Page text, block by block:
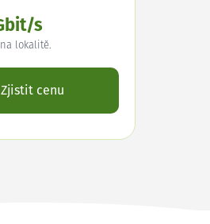
s
lokalitě.
Zjistit cenu